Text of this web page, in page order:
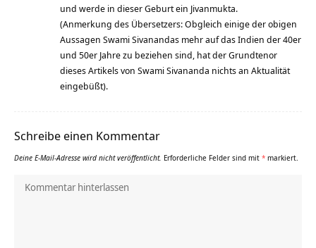
und werde in dieser Geburt ein Jivanmukta.
(Anmerkung des Übersetzers: Obgleich einige der obigen
Aussagen Swami Sivanandas mehr auf das Indien der 40er
und 50er Jahre zu beziehen sind, hat der Grundtenor
dieses Artikels von Swami Sivananda nichts an Aktualität
eingebüßt).
Schreibe einen Kommentar
Deine E-Mail-Adresse wird nicht veröffentlicht. Erforderliche Felder sind mit * markiert.